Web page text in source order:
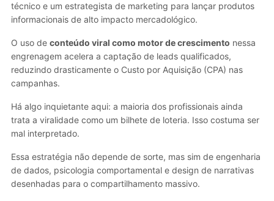
técnico e um estrategista de marketing para lançar produtos
informacionais de alto impacto mercadológico.
O uso de conteúdo viral como motor de crescimento nessa
engrenagem acelera a captação de leads qualificados,
reduzindo drasticamente o Custo por Aquisição (CPA) nas
campanhas.
Há algo inquietante aqui: a maioria dos profissionais ainda
trata a viralidade como um bilhete de loteria. Isso costuma ser
mal interpretado.
Essa estratégia não depende de sorte, mas sim de engenharia
de dados, psicologia comportamental e design de narrativas
desenhadas para o compartilhamento massivo.